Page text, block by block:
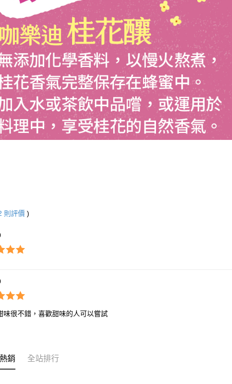
２．關於個人
https://
３．未成年
「AFTEE先
任。
４．使用「
即時審查核予
結果請求用戶
５．嚴禁一
形，恩沛科技
動。
則評價 )
味很不錯，喜歡甜味的人可以嘗試
銷 全站排行